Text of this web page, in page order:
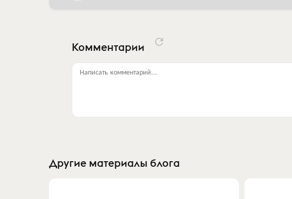
Комментарии
Написать комментарий...
Другие материалы блога